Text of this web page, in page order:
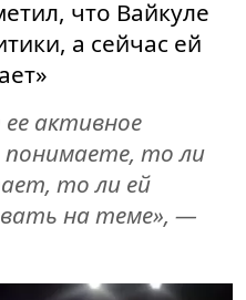
что Вайкуле
а сейчас ей
активное
понимаете, то ли
то ли ей
на теме», —